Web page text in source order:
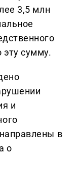
3,5 млн
эту сумму.
и
в
о